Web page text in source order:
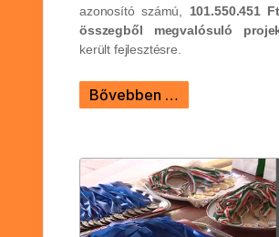
azonosító számú, 101.550.451
összegből megvalósuló
került fejlesztésre.
Bővebben …